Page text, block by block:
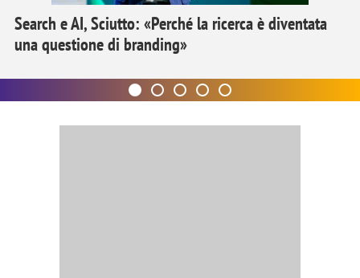
Search e AI, Sciutto: «Perché la ricerca è diventata
una questione di branding»